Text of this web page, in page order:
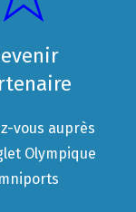
vous auprès
Olympique